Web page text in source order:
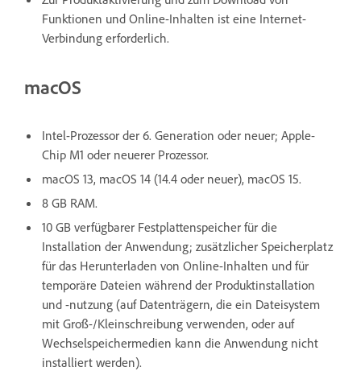
Funktionen und Online-Inhalten ist eine Internet-
Verbindung erforderlich.
macOS
Intel-Prozessor der 6. Generation oder neuer; Apple-
Chip M1 oder neuerer Prozessor.
macOS 13, macOS 14 (14.4 oder neuer), macOS 15.
8 GB RAM.
10 GB verfügbarer Festplattenspeicher für die
Installation der Anwendung; zusätzlicher Speicherplatz
für das Herunterladen von Online-Inhalten und für
temporäre Dateien während der Produktinstallation
und -nutzung (auf Datenträgern, die ein Dateisystem
mit Groß-/Kleinschreibung verwenden, oder auf
Wechselspeichermedien kann die Anwendung nicht
installiert werden).